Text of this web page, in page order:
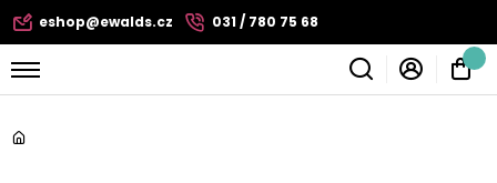
eshop@ewalds.cz 031 / 780 75 68